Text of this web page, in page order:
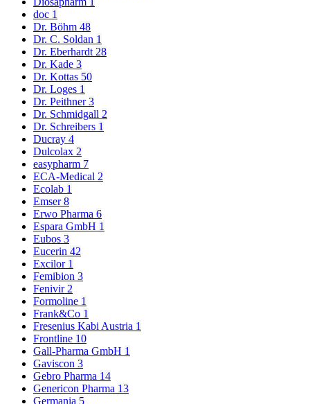
doc 1
Dr. Böhm 48
Dr. C. Soldan 1
Dr. Eberhardt 28
Dr. Kade 3
Dr. Kottas 50
Dr. Loges 1
Dr. Peithner3
Dr. Schmidgall 2
Dr. Schreibers 1
Ducray 4
Dulcolax 2
easypharm 7
ECA-Medical 2
Ecolab 1
Emser8
Erwo Pharma 6
Espara GmbH 1
Eubos 3
Eucerin 42
Excilor 1
Femibion 3
Fenivir 2
Formoline 1
Frank&Co 1
Fresenius Kabi Austria 1
Frontline 10
Gall-Pharma GmbH 1
Gaviscon 3
Gebro Pharma 14
Genericon Pharma 13
Germania 5